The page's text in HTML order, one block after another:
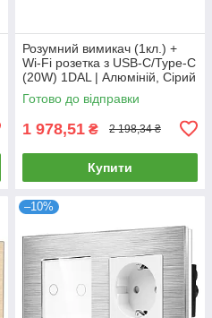
Розумний вимикач (1кл.) +
Wi-Fi розетка з USB-C/Type-C
(20W) 1DAL | Алюміній, Сірий
(A157-GSW1G.WF-
STUTC.WF.GR)
Готово до відправки
1 978,51 ₴ 2 198,34 ₴
Купити
–10%